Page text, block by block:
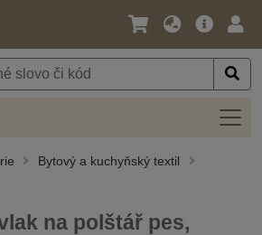
Jazyk
Měna
Hlavní
Bytový a kuchyňský textil
na polštář pes,